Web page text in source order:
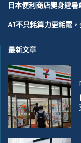
日本便利商店變身避
AI不只耗算力更耗電
最新文章